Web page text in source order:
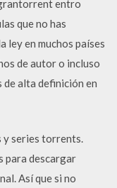
entro
que no has
ley en muchos países
de autor o incluso
de alta definición en
y series torrents.
para descargar
Así que si no